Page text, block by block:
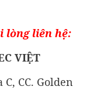
lòng liên hệ:
VIỆT
C, CC. Golden